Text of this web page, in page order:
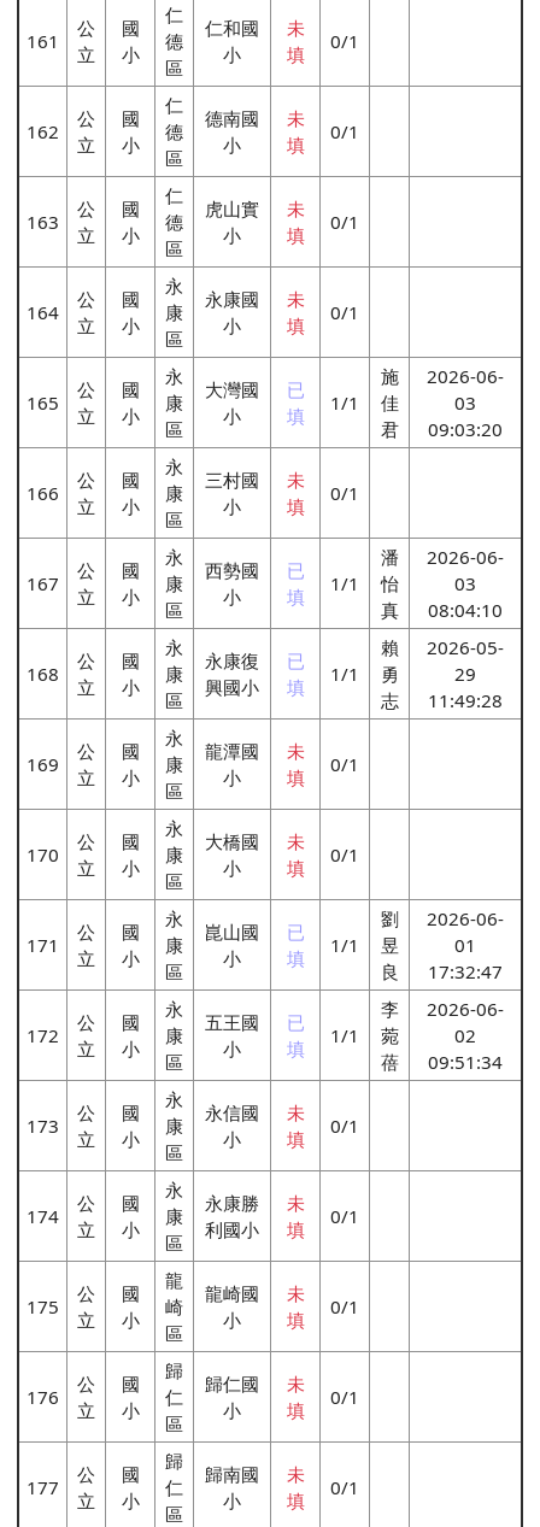
161
公
立
國
小
仁
德
區
仁和國
小
未
填
0/1
162
公
立
國
小
仁
德
區
德南國
小
未
填
0/1
163
公
立
國
小
仁
德
區
虎山實
小
未
填
0/1
164
公
立
國
小
永
康
區
永康國
小
未
填
0/1
165
公
立
國
小
永
康
區
大灣國
小
已
填
1/1
施
佳
君
2026-06-
03
09:03:20
166
公
立
國
小
永
康
區
三村國
小
未
填
0/1
167
公
立
國
小
永
康
區
西勢國
小
已
填
1/1
潘
怡
真
2026-06-
03
08:04:10
168
公
立
國
小
永
康
區
永康復
興國小
已
填
1/1
賴
勇
志
2026-05-
29
11:49:28
169
公
立
國
小
永
康
區
龍潭國
小
未
填
0/1
170
公
立
國
小
永
康
區
大橋國
小
未
填
0/1
171
公
立
國
小
永
康
區
崑山國
小
已
填
1/1
劉
昱
良
2026-06-
01
17:32:47
172
公
立
國
小
永
康
區
五王國
小
已
填
1/1
李
菀
蓓
2026-06-
02
09:51:34
173
公
立
國
小
永
康
區
永信國
小
未
填
0/1
174
公
立
國
小
永
康
區
永康勝
利國小
未
填
0/1
175
公
立
國
小
龍
崎
區
龍崎國
小
未
填
0/1
176
公
立
國
小
歸
仁
區
歸仁國
小
未
填
0/1
177
公
立
國
小
歸
仁
區
歸南國
小
未
填
0/1